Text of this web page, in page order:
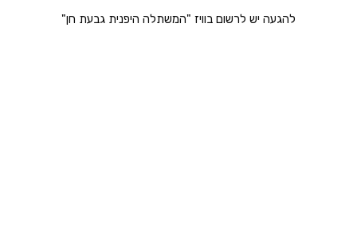
להגעה יש לרשום בוויז "המשתלה היפנית גבעת חן"